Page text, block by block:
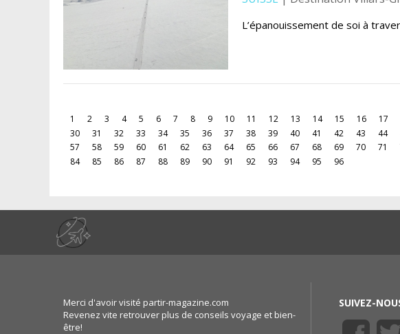
L’épanouissement de soi à
1 2 3 4 5 6 7 8 9 10 11 12 13 14 15 16 17
30
31 32 33 34 35 36 37 38 39 40 41 42 43 44
57
58 59 60 61 62 63 64 65 66 67 68 69 70 71
84
85 86 87 88 89 90 91 92 93 94 95 96
Merci d'avoir visité partir-magazine.com
Revenez vite retrouver plus de conseils voyage et bien-
être!
SUIVEZ-